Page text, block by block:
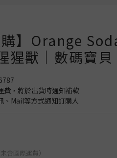
購】Orange
猩獸｜數碼寶貝
費，將於出貨時通知補款
、Mail等方式通知訂購人
含國際運費）